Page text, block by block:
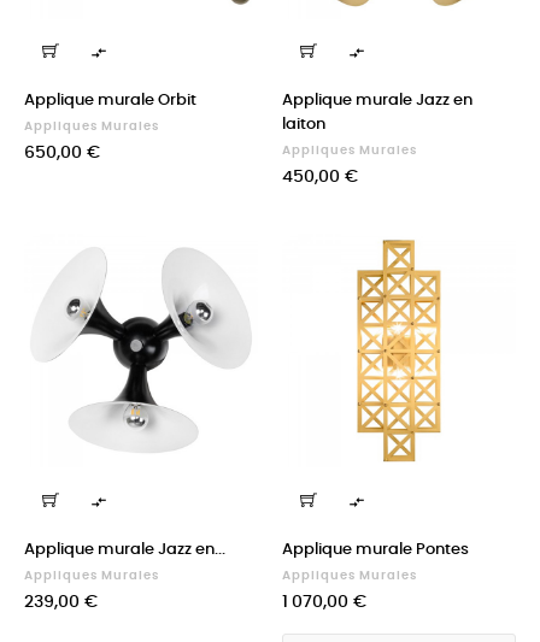

Applique murale Orbit
Appliques Murales
Prix
650,00 €

Applique murale Jazz en
laiton
Appliques Murales
Prix
450,00 €

Applique murale Jazz en...
Appliques Murales
Prix
239,00 €

Applique murale Pontes
Appliques Murales
Prix
1 070,00 €